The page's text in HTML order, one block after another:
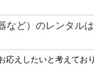
など）のレンタル
応えしたいと考えてお